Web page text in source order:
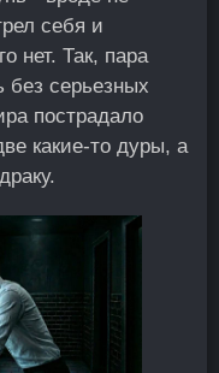
себя и
нет. Так, пара
без серьезных
пострадало
какие-то дуры, а